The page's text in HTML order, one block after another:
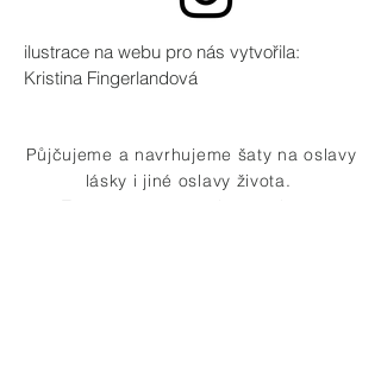
ilustrace na webu pro nás vytvořila:
Kristina Fingerlandová
Půjčujeme a navrhujeme šaty na oslavy
lásky i jiné oslavy života.